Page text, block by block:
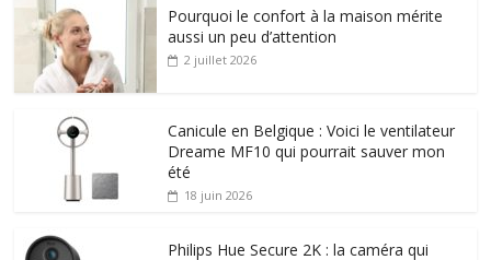
Pourquoi le confort à la maison mérite
aussi un peu d’attention
2 juillet 2026
Canicule en Belgique : Voici le ventilateur
Dreame MF10 qui pourrait sauver mon
été
18 juin 2026
Philips Hue Secure 2K : la caméra qui